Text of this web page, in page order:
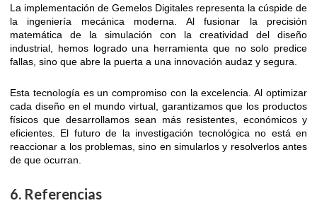
La implementación de Gemelos Digitales representa la cúspide de
la ingeniería mecánica moderna. Al fusionar la precisión
matemática de la simulación con la creatividad del diseño
industrial, hemos logrado una herramienta que no solo predice
fallas, sino que abre la puerta a una innovación audaz y segura.
Esta tecnología es un compromiso con la excelencia. Al optimizar
cada diseño en el mundo virtual, garantizamos que los productos
físicos que desarrollamos sean más resistentes, económicos y
eficientes. El futuro de la investigación tecnológica no está en
reaccionar a los problemas, sino en simularlos y resolverlos antes
de que ocurran.
6. Referencias